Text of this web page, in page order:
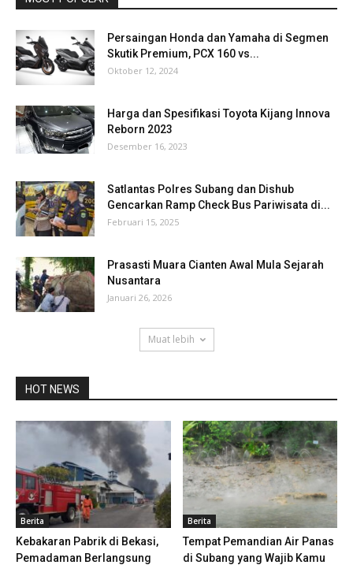
Persaingan Honda dan Yamaha di Segmen
Skutik Premium, PCX 160 vs...
Oktober 12, 2024
Harga dan Spesifikasi Toyota Kijang Innova
Reborn 2023
Desember 16, 2023
Satlantas Polres Subang dan Dishub
Gencarkan Ramp Check Bus Pariwisata di...
Februari 15, 2025
Prasasti Muara Cianten Awal Mula Sejarah
Nusantara
Januari 26, 2026
Muat lebih
HOT NEWS
Berita
Kebakaran Pabrik di Bekasi,
Pemadaman Berlangsung
Berita
Tempat Pemandian Air Panas
di Subang yang Wajib Kamu